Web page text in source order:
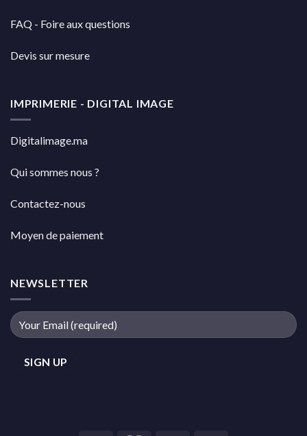
FAQ - Foire aux questions
Devis sur mesure
IMPRIMERIE - DIGITAL IMAGE
Digitalimage.ma
Qui sommes nous ?
Contactez-nous
Moyen de paiement
NEWSLETTER